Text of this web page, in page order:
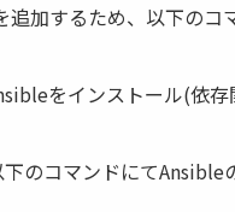
追加するため、以下のコ
をインストール(依
のコマンドにて